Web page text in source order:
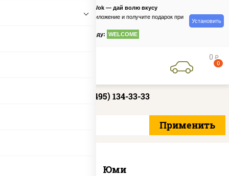
PizzaSushiWok — дай волю вкусу
Скачайте приложение и получите подарок при
по промокоду: WELCOME
Установить
0 руб
0
+7 (495) 134-33-33
Юми